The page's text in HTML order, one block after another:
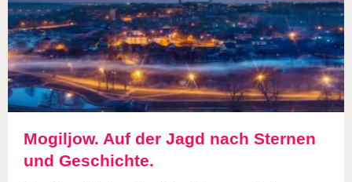
Mogiljow. Auf der Jagd nach Sternen
und Geschichte.